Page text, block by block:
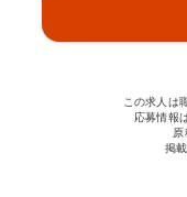
この求人は
応募情報
原
掲